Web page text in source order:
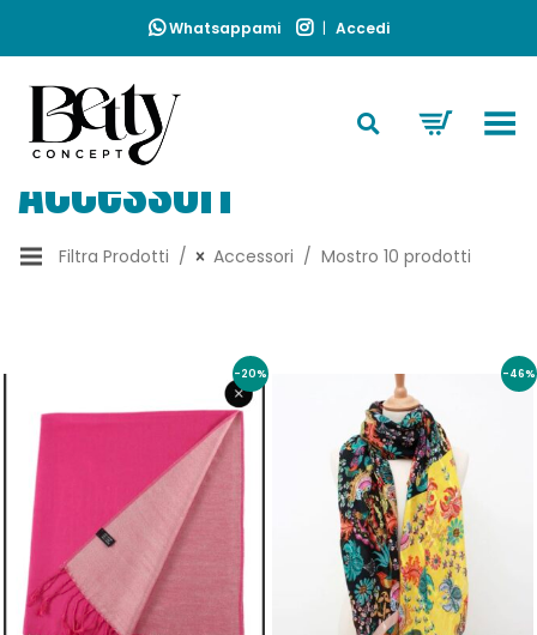
Whatsappami | Accedi
Toggle Menu
Accessori
Filtra Prodotti Accessori Mostro 10 prodotti
-20% -46%